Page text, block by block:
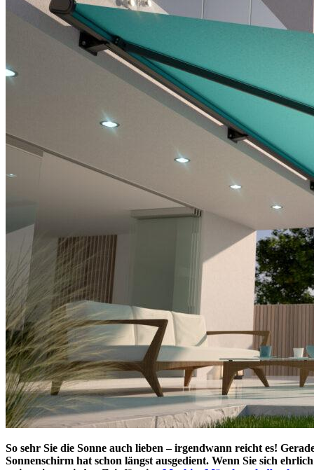
So sehr Sie die Sonne auch lieben – irgendwann reicht es!
Sonnenschirm hat schon längst ausgedient. Wenn Sie sich